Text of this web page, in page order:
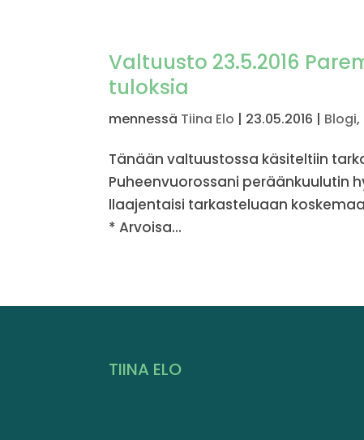
Valtuusto 23.5.2016
tuloksia
mennessä Tiina Elo | 23.05.2016 | Blogi,
Tänään valtuustossa käsiteltiin
Puheenvuorossani peräänkuulutin
llaajentaisi tarkasteluaan
* Arvoisa...
TIINA ELO